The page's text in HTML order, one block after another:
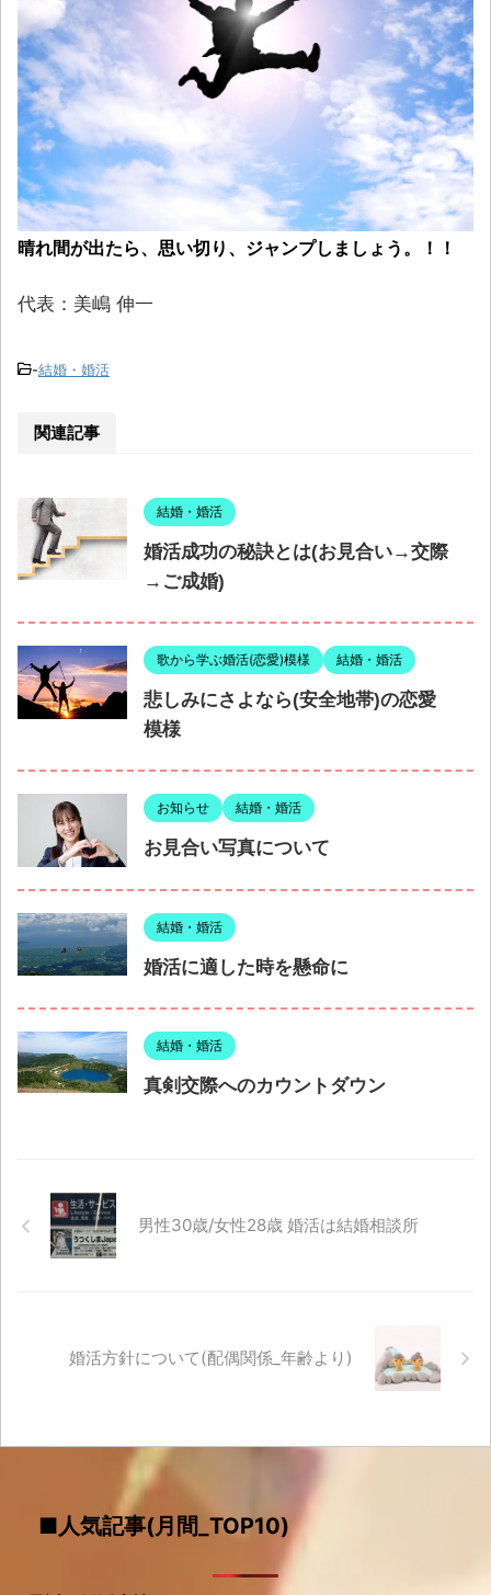
晴れ間が出たら、思い切り、ジャンプしましょう。！！
代表：美嶋 伸一
-結婚・婚活
関連記事
結婚・婚活
婚活成功の秘訣とは(お見合い→交際
→ご成婚)
歌から学ぶ婚活(恋愛)模様 結婚・婚活
悲しみにさよなら(安全地帯)の恋愛
模様
お知らせ 結婚・婚活
お見合い写真について
結婚・婚活
婚活に適した時を懸命に
結婚・婚活
真剣交際へのカウントダウン
男性30歳/女性28歳 婚活は結婚相談所
婚活方針について(配偶関係_年齢より)
■人気記事(月間_TOP10)